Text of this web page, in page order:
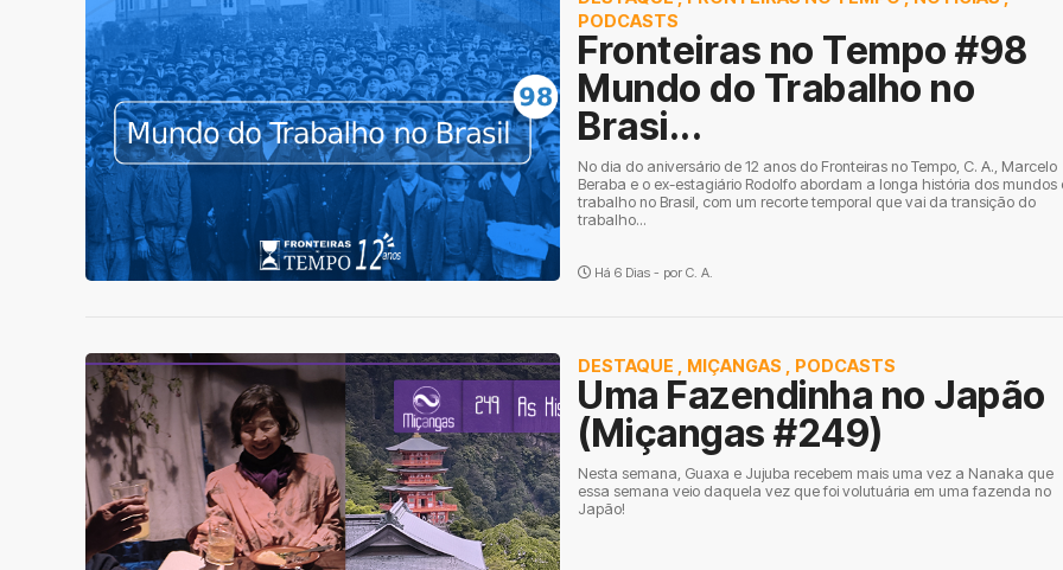
PODCASTS
Fronteiras no Tempo #98
Mundo do Trabalho no
Brasi...
No dia do aniversário de 12 anos do Fronteiras no Tempo, C. A., Marcelo
Beraba e o ex-estagiário Rodolfo abordam a longa história dos mundos
trabalho no Brasil, com um recorte temporal que vai da transição do
trabalho...
Há 6 Dias - por C. A.
DESTAQUE MIÇANGAS PODCASTS
Uma Fazendinha no Japão
(Miçangas #249)
Nesta semana, Guaxa e Jujuba recebem mais uma vez a Nanaka que
essa semana veio daquela vez que foi volutuária em uma fazenda no
Japão!